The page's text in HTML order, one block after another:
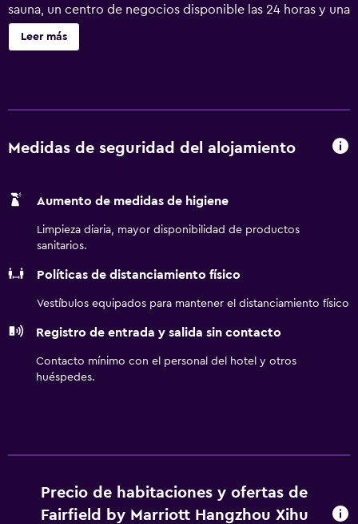
sauna, un centro de negocios disponible las 24 horas y una
sala de reuniones. Se ofrece un servicio de limpieza a
petición. Fairfield by Marriott Hangzhou Xihu District
planchar con plancha y cambio de sábanas. También hay
de ocio y esparcimiento en este hotel incluyen sauna y
Leer más
Medidas de seguridad del alojamiento
Aumento de medidas de higiene
Limpieza diaria, mayor disponibilidad de productos
sanitarios.
Políticas de distanciamiento físico
Vestíbulos equipados para mantener el distanciamiento físico
Registro de entrada y salida sin contacto
Contacto mínimo con el personal del hotel y otros
huéspedes.
Precio de habitaciones y ofertas de
Fairfield by Marriott Hangzhou Xihu